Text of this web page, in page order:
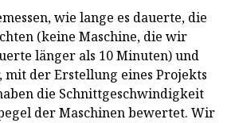
wie lange es dauerte, die
(keine Maschine, die wir
länger als 10 Minuten) und
mit der Erstellung eines Projekts
die Schnittgeschwindigkeit
der Maschinen bewertet. Wir